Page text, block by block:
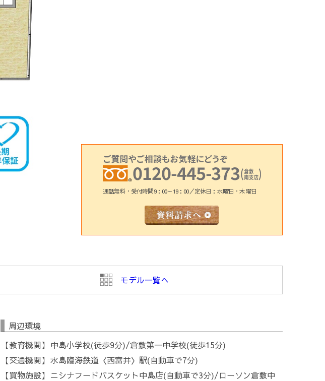
通話無料・受付時間9：00～19：00／定休日：水曜日・木曜日
モデル一覧へ
周辺環境
教育機関
中島小学校(徒歩9分)/倉敷第一中学校(徒歩15分)
交通機関
水島臨海鉄道〈西富井〉駅(自動車で7分)
買物施設
ニシナフードバスケット中島店(自動車で3分)/ローソン倉敷中